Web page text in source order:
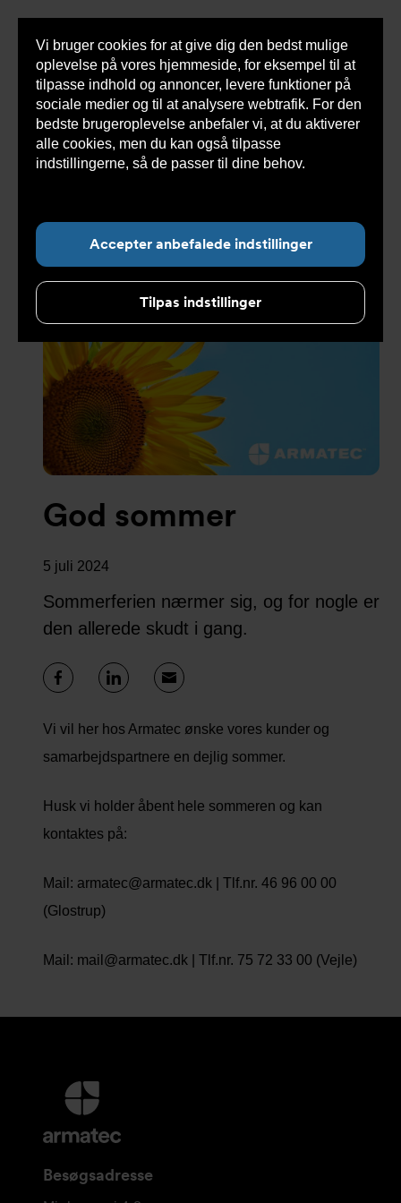
Vi bruger cookies for at give dig den bedst mulige
oplevelse på vores hjemmeside, for eksempel til at
tilpasse indhold og annoncer, levere funktioner på
sociale medier og til at analysere webtrafik. For den
bedste brugeroplevelse anbefaler vi, at du aktiverer
alle cookies, men du kan også tilpasse
indstillingerne, så de passer til dine behov.
Accepter anbefalede indstillinger
Tilpas indstillinger
Du
her:
Armatec > Nyheder > Nyheder 2025 >
God
sommer
God sommer
5 juli 2024
Sommerferien nærmer sig, og for nogle er
den allerede skudt i gang.
Vi vil her hos Armatec ønske vores kunder og
samarbejdspartnere en dejlig sommer.
Husk vi holder åbent hele sommeren og kan
kontaktes på:
Mail: armatec@armatec.dk | Tlf.nr. 46 96 00 00
(Glostrup)
Mail: mail@armatec.dk | Tlf.nr. 75 72 33 00 (Vejle)
Yderligere
information
og
Besøgsadresse